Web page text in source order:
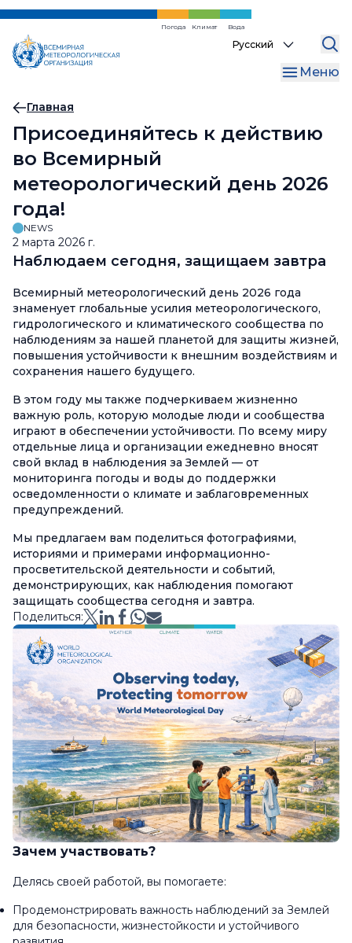
Перейти
основному
содержанию
Погода Климат Вода
Select
language
Меню
Хлебная
крошка
Главная
Присоединяйтесь к действию
во Всемирный
метеорологический день 2026
года!
NEWS
2 марта 2026 г.
Наблюдаем сегодня, защищаем завтра
Всемирный метеорологический день 2026 года
знаменует глобальные усилия метеорологического,
гидрологического и климатического сообщества по
наблюдениям за нашей планетой для защиты жизней,
повышения устойчивости к внешним воздействиям и
сохранения нашего будущего.
В этом году мы также подчеркиваем жизненно
важную роль, которую молодые люди и сообщества
играют в обеспечении устойчивости. По всему миру
отдельные лица и организации ежедневно вносят
свой вклад в наблюдения за Землей — от
мониторинга погоды и воды до поддержки
осведомленности о климате и заблаговременных
предупреждений.
Мы предлагаем вам поделиться фотографиями,
историями и примерами информационно-
просветительской деятельности и событий,
демонстрирующих, как наблюдения помогают
защищать сообщества сегодня и завтра.
Поделиться:
Зачем участвовать?
Делясь своей работой, вы помогаете:
Продемонстрировать важность наблюдений за Землей
для безопасности, жизнестойкости и устойчивого